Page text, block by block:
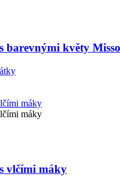
barevnými květy
vlčími máky